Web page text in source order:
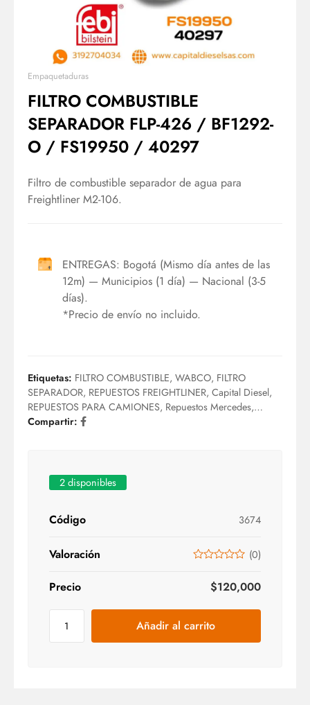
Empaquetaduras
FILTRO COMBUSTIBLE
SEPARADOR FLP-426 / BF1292-
O / FS19950 / 40297
Filtro de combustible separador de agua para
Freightliner M2-106.
ENTREGAS: Bogotá (Mismo día antes de las
12m) — Municipios (1 día) — Nacional (3-5
días).
*Precio de envío no incluido.
Etiquetas: FILTRO COMBUSTIBLE, WABCO, FILTRO
SEPARADOR, REPUESTOS FREIGHTLINER, Capital Diesel,
REPUESTOS PARA CAMIONES, Repuestos Mercedes,
Sistema neumático
Compartir:
2 disponibles
Código 3674
Valoración (0)
Precio $120,000
Añadir al carrito